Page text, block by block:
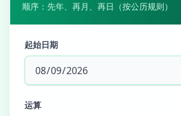
顺序：先年、再月、再日（按公历规则）
起始日期
运算